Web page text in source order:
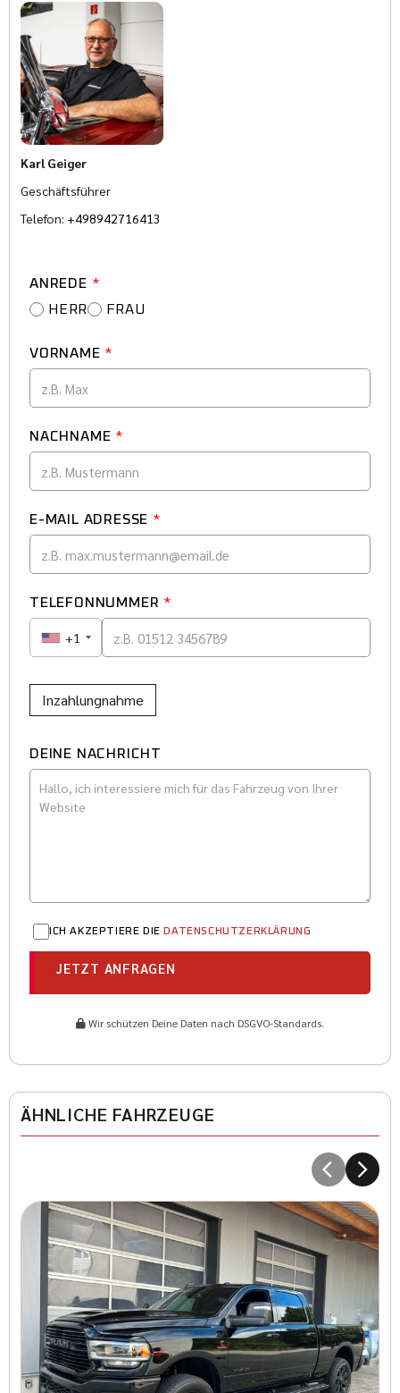
Karl Geiger
Geschäftsführer
Telefon: +498942716413
ANREDE *
HERR
FRAU
VORNAME *
NACHNAME *
E-MAIL ADRESSE *
TELEFONNUMMER *
+1
Inzahlungnahme
DEINE NACHRICHT
ICH AKZEPTIERE DIE DATENSCHUTZERKLÄRUNG
JETZT ANFRAGEN
Wir schützen Deine Daten nach DSGVO-Standards.
ÄHNLICHE FAHRZEUGE